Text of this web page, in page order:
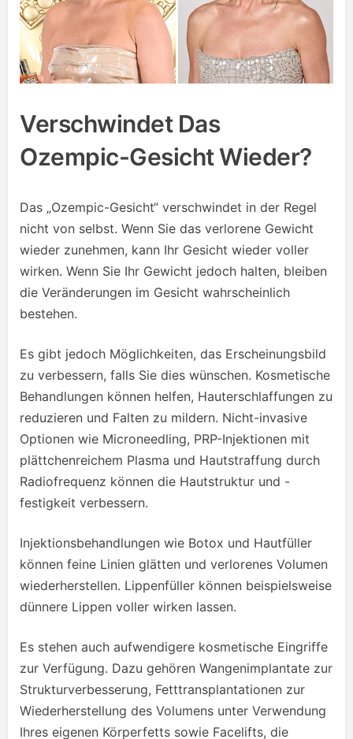
Verschwindet Das
Ozempic-Gesicht Wieder?
Das „Ozempic-Gesicht“ verschwindet in der Regel
nicht von selbst. Wenn Sie das verlorene Gewicht
wieder zunehmen, kann Ihr Gesicht wieder voller
wirken. Wenn Sie Ihr Gewicht jedoch halten, bleiben
die Veränderungen im Gesicht wahrscheinlich
bestehen.
Es gibt jedoch Möglichkeiten, das Erscheinungsbild
zu verbessern, falls Sie dies wünschen. Kosmetische
Behandlungen können helfen, Hauterschlaffungen zu
reduzieren und Falten zu mildern. Nicht-invasive
Optionen wie Microneedling, PRP-Injektionen mit
plättchenreichem Plasma und Hautstraffung durch
Radiofrequenz können die Hautstruktur und -
festigkeit verbessern.
Injektionsbehandlungen wie Botox und Hautfüller
können feine Linien glätten und verlorenes Volumen
wiederherstellen. Lippenfüller können beispielsweise
dünnere Lippen voller wirken lassen.
Es stehen auch aufwendigere kosmetische Eingriffe
zur Verfügung. Dazu gehören Wangenimplantate zur
Strukturverbesserung, Fetttransplantationen zur
Wiederherstellung des Volumens unter Verwendung
Ihres eigenen Körperfetts sowie Facelifts, die